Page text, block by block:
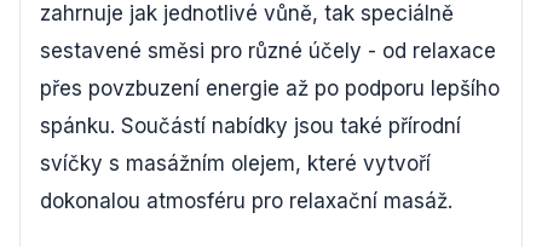
zahrnuje jak jednotlivé vůně, tak speciálně
sestavené směsi pro různé účely - od relaxace
přes povzbuzení energie až po podporu lepšího
spánku. Součástí nabídky jsou také přírodní
svíčky s masážním olejem, které vytvoří
dokonalou atmosféru pro relaxační masáž.